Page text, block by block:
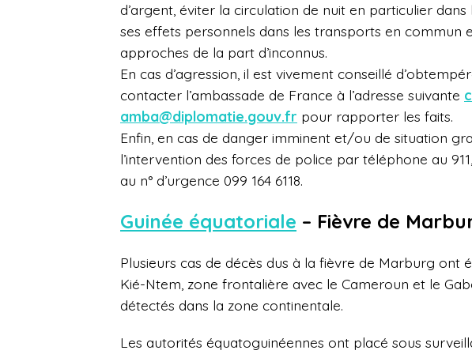
d’argent, éviter la circulation de nuit en particulier
ses effets personnels dans les transports en commun
approches de la part d’inconnus.
En cas d’agression, il est vivement conseillé
contacter l’ambassade de France à l’adresse suivante
amba@diplomatie.gouv.fr pour rapporter les faits.
Enfin, en cas de danger imminent et/ou de situation
l’intervention des forces de police par téléphone au
au n° d’urgence 099 164 6118.
Guinée équatoriale – Fièvre de
Plusieurs cas de décès dus à la fièvre de Marburg ont
Kié-Ntem, zone frontalière avec le Cameroun et le
détectés dans la zone continentale.
Les autorités équatoguinéennes ont placé sous